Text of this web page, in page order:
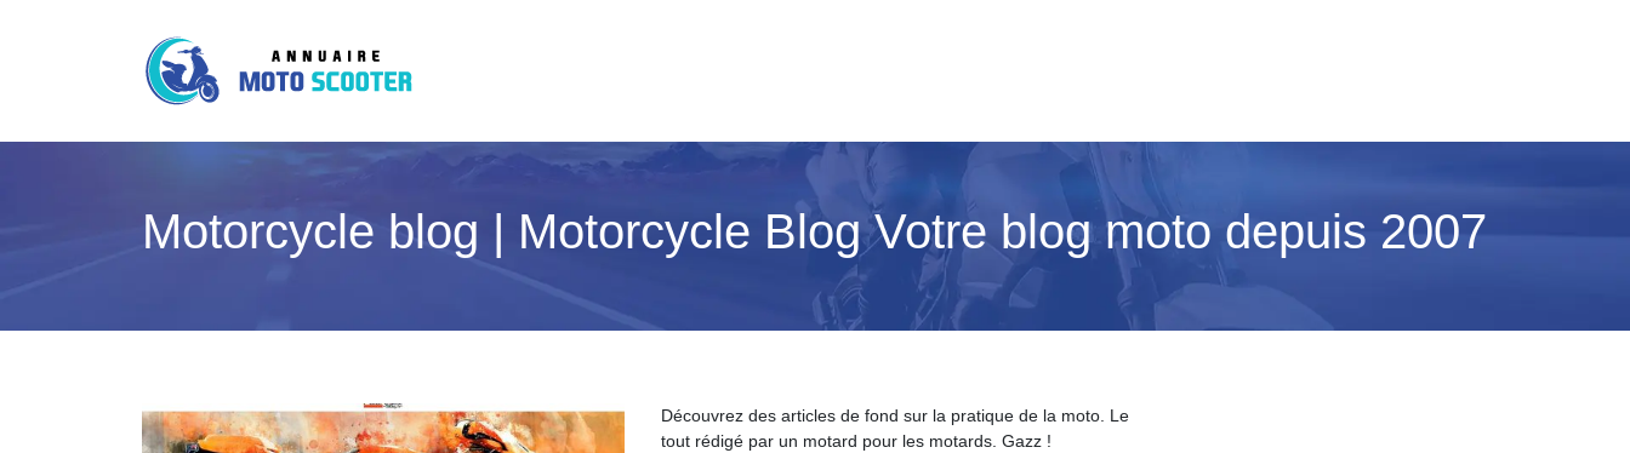
Motorcycle blog | Motorcycle Blog Votre blog moto depuis 2007
Découvrez des articles de fond sur la pratique de la moto. Le
tout rédigé par un motard pour les motards. Gazz !